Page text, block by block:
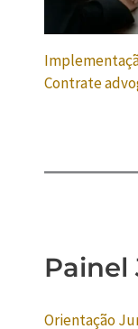
Contrate
Painel
Orientação